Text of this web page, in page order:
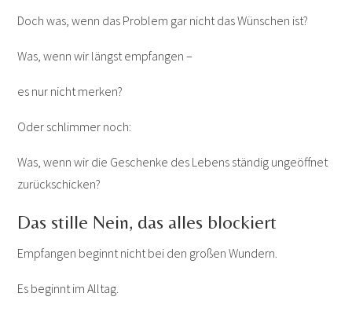
Doch was, wenn das Problem gar nicht das Wünschen ist?
Was, wenn wir längst empfangen –
es nur nicht merken?
Oder schlimmer noch:
Was, wenn wir die Geschenke des Lebens ständig ungeöffnet
zurückschicken?
Das stille Nein, das alles blockiert
Empfangen beginnt nicht bei den großen Wundern.
Es beginnt im Alltag.